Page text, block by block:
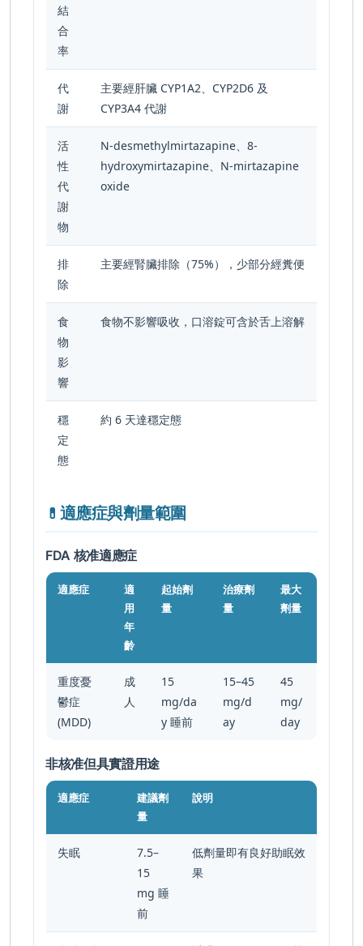
結
合
率
代
謝
主要經肝臟 CYP1A2、CYP2D6 及
CYP3A4 代謝
活
性
代
謝
物
N-desmethylmirtazapine、8-
hydroxymirtazapine、N-mirtazapine
oxide
排
除
主要經腎臟排除（75%），少部分經糞便
食
物
影
響
食物不影響吸收，口溶錠可含於舌上溶解
穩
定
態
約 6 天達穩定態
💊 適應症與劑量範圍
FDA 核准適應症
適應症
適
用
年
齡
起始劑
量
治療劑
量
最大
劑量
重度憂
鬱症
(MDD)
成
人
15
mg/da
y 睡前
15–45
mg/d
ay
45
mg/
day
非核准但具實證用途
適應症
建議劑
量
說明
失眠
7.5–
15
mg 睡
前
低劑量即有良好助眠效
果